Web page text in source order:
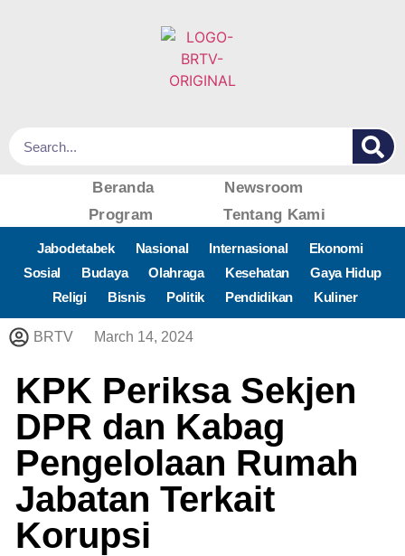
Beranda
Newsroom
Program
Tentang Kami
Jabodetabek Nasional Internasional
Ekonomi
Sosial
Budaya Olahraga Kesehatan
Gaya Hidup
Religi
Bisnis Politik Pendidikan Kuliner
BRTV March 14, 2024
KPK Periksa Sekjen
DPR dan Kabag
Pengelolaan Rumah
Jabatan Terkait
Korupsi